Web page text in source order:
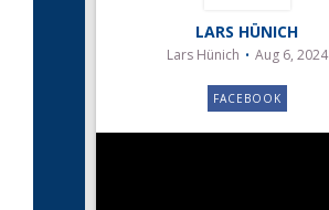
LARS HÜNICH
Lars Hünich Aug 6, 2024
FACEBOOK